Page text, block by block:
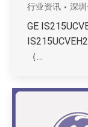
行业资讯 深
GE
（…